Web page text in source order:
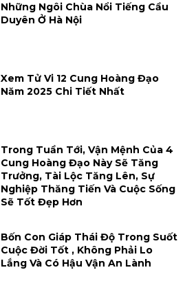
Những Ngôi Chùa Nổi Tiếng Cầu
Duyên Ở Hà Nội
Xem Tử Vi 12 Cung Hoàng Đạo
Năm 2025 Chi Tiết Nhất
Trong Tuần Tới, Vận Mệnh Của 4
Cung Hoàng Đạo Này Sẽ Tăng
Trưởng, Tài Lộc Tăng Lên, Sự
Nghiệp Thăng Tiến Và Cuộc Sống
Sẽ Tốt Đẹp Hơn
Bốn Con Giáp Thái Độ Trong Suốt
Cuộc Đời Tốt , Không Phải Lo
Lắng Và Có Hậu Vận An Lành